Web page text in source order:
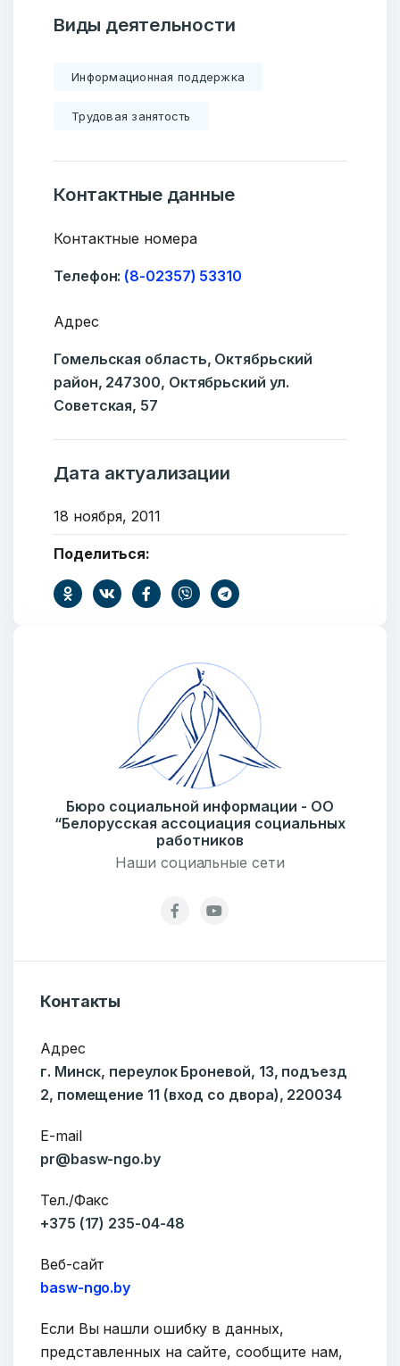
Добро пожаловать
Бюро социальной информации
Email:pr@basw-ngo.by
Подпишитесь:
Ваше имя
E-mail
Виды деятельности
Информационная поддержка
Трудовая занятость
Контактные данные
Контактные номера
Телефон: (8-02357) 53310
Адрес
Гомельская область, Октябрьский
район, 247300, Октябрьский ул.
Советская, 57
Дата актуализации
18 ноября, 2011
Поделиться:
Бюро социальной информации - ОО
“Белорусская ассоциация социальных
работников
Наши социальные сети
Контакты
Адрес
г. Минск, переулок Броневой, 13, подъезд
2, помещение 11 (вход со двора), 220034
E-mail
pr@basw-ngo.by
Тел./Факс
+375 (17) 235-04-48
Веб-сайт
basw-ngo.by
Если Вы нашли ошибку в данных,
представленных на сайте, сообщите нам,